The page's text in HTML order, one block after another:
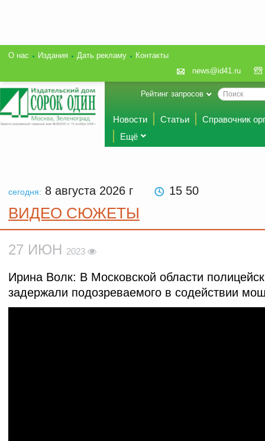
О нас Издания Дать рекламу
Контакты
news@id41.ru
Рейтинг запросов
Новости Статьи
Справочник
Ещё
сегодня: 8 августа 2026 г 15 50
ВИДЕО СЮЖЕТЫ
27 ИЮН 2023
Ирина Волк: В Московской области
задержали подозреваемого в содействии